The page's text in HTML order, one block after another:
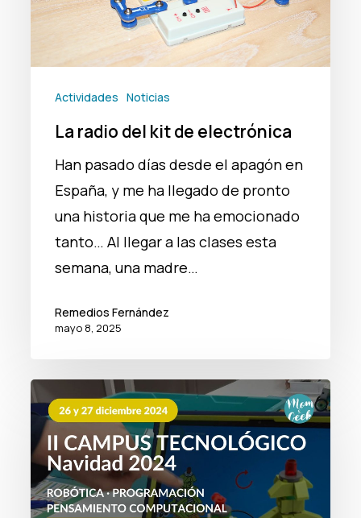
Actividades Noticias
La radio del kit de electrónica
Han pasado días desde el apagón en
España, y me ha llegado de pronto
una historia que me ha emocionado
tanto… Al llegar a las clases esta
semana, una madre…
Remedios Fernández
mayo 8, 2025
II
Campus
Tecnológico
Navidad
2024